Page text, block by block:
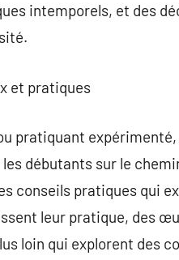
intemporels, et des
et pratiques
pratiquant
débutants sur le
conseils pratiques qui
leur pratique, des
loin qui explorent des